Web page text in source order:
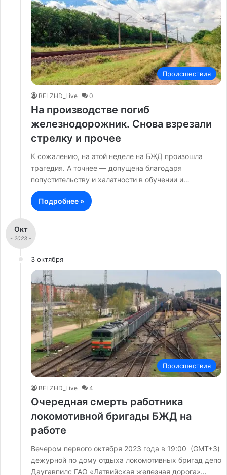
Происшествия
BELZHD_Live 0
На производстве погиб
железнодорожник. Снова взрезали
стрелку и прочее
К сожалению, на этой неделе на БЖД произошла
трагедия. А точнее — допущена благодаря
попустительству и халатности в обучении и…
Подробнее »
Окт
- 2023 -
3 октября
Происшествия
BELZHD_Live 4
Очередная смерть работника
локомотивной бригады БЖД на
работе
Вечером первого октября 2023 года в 19:00 (GMT+3)
дежурной по дому отдыха локомотивных бригад депо
Даугавпилс ГАО «Латвийская железная дорога»…